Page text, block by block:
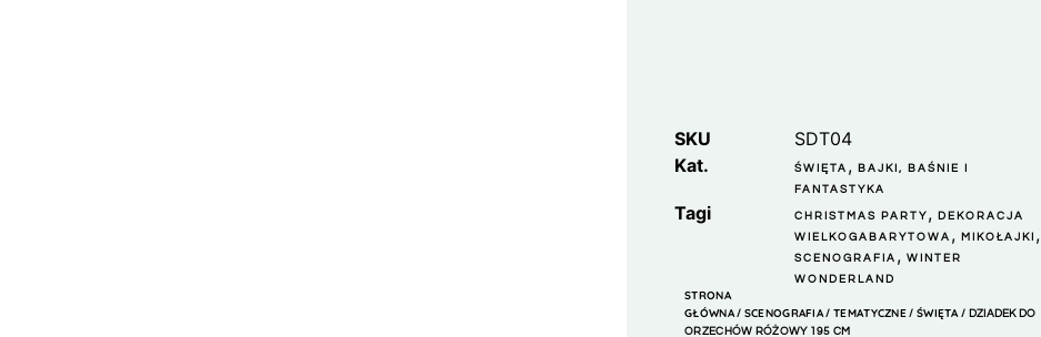
SKU
SDT04
Kat.
ŚWIĘTA ,BAJKI, BAŚNIE I
FANTASTYKA
Tagi CHRISTMAS PARTY ,DEKORACJA
WIELKOGABARYTOWA ,MIKOŁAJKI ,
SCENOGRAFIA ,WINTER
WONDERLAND
STRONA
GŁÓWNA/ SCENOGRAFIA/TEMATYCZNE / ŚWIĘTA / DZIADEK DO
ORZECHÓW RÓŻOWY 195 CM